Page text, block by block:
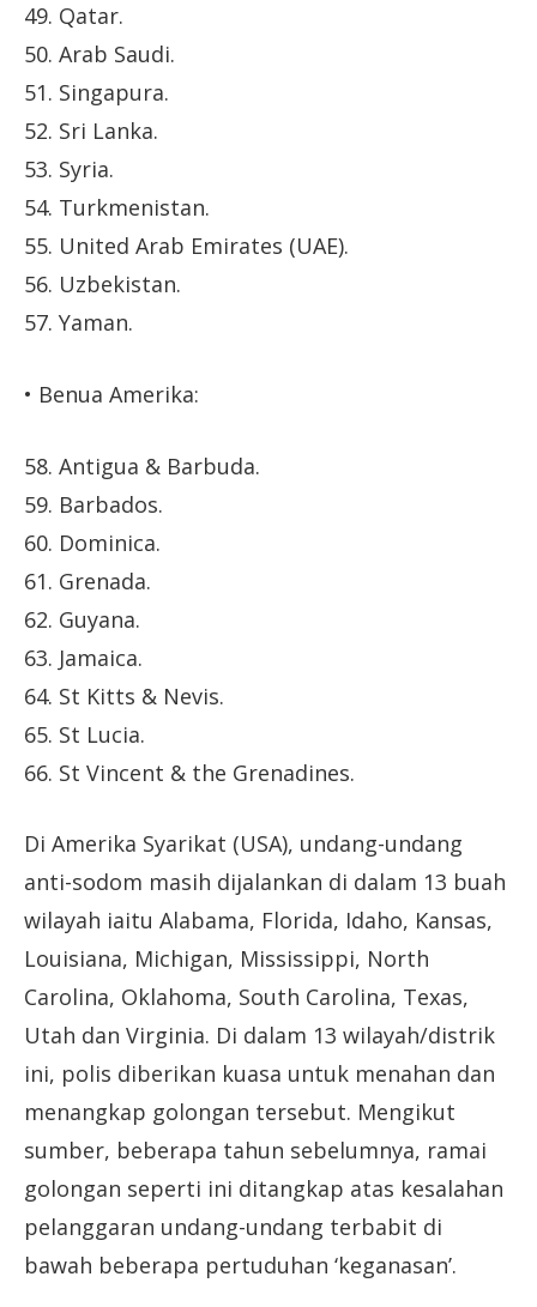
49. Qatar.
50. Arab Saudi.
51. Singapura.
52. Sri Lanka.
53. Syria.
54. Turkmenistan.
55. United Arab Emirates (UAE).
56. Uzbekistan.
57. Yaman.
• Benua Amerika:
58. Antigua & Barbuda.
59. Barbados.
60. Dominica.
61. Grenada.
62. Guyana.
63. Jamaica.
64. St Kitts & Nevis.
65. St Lucia.
66. St Vincent & the Grenadines.
Di Amerika Syarikat (USA), undang-undang
anti-sodom masih dijalankan di dalam 13 buah
wilayah iaitu Alabama, Florida, Idaho, Kansas,
Louisiana, Michigan, Mississippi, North
Carolina, Oklahoma, South Carolina, Texas,
Utah dan Virginia. Di dalam 13 wilayah/distrik
ini, polis diberikan kuasa untuk menahan dan
menangkap golongan tersebut. Mengikut
sumber, beberapa tahun sebelumnya, ramai
golongan seperti ini ditangkap atas kesalahan
pelanggaran undang-undang terbabit di
bawah beberapa pertuduhan ‘keganasan’.